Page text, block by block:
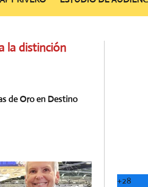
la distinción
de Oro en Destino
+28